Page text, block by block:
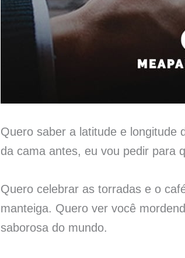
Quero saber a latitude e longitude
da cama antes, eu vou pedir para
Quero celebrar as torradas e o
manteiga. Quero ver você
saborosa do mundo.